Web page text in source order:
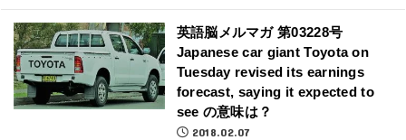
英語脳メルマガ 第03228号
Japanese car giant Toyota on
Tuesday revised its earnings
forecast, saying it expected to
see の意味は？
2018.02.07